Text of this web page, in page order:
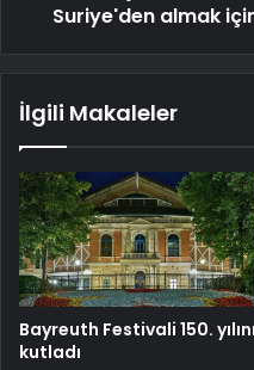
Suriye'den almak
İlgili Makaleler
Bayreuth Festivali 150. yılını
kutladı